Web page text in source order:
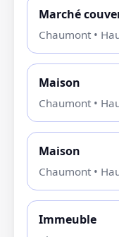
Marché
Chaumont •
Maison
Chaumont •
Maison
Chaumont •
Immeuble